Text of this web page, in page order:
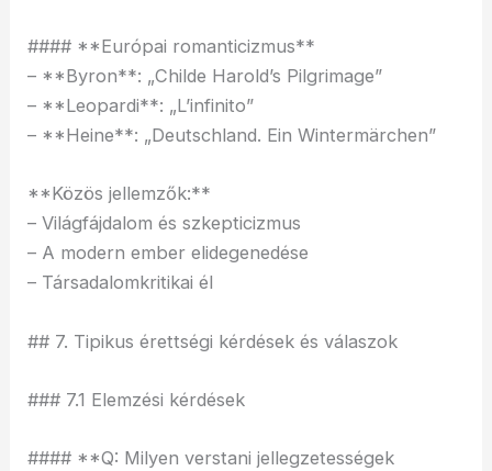
#### **Európai romanticizmus**
– **Byron**: „Childe Harold’s Pilgrimage”
– **Leopardi**: „L’infinito”
– **Heine**: „Deutschland. Ein Wintermärchen”
**Közös jellemzők:**
– Világfájdalom és szkepticizmus
– A modern ember elidegenedése
– Társadalomkritikai él
## 7. Tipikus érettségi kérdések és válaszok
### 7.1 Elemzési kérdések
#### **Q: Milyen verstani jellegzetességek